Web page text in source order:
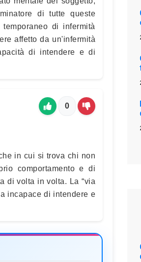
di tutte queste
di infermità
affetto da un'infermità
di intendere e di
0
in cui si trova chi non
comportamento e di
di volta in volta. La “via
incapace di intendere e